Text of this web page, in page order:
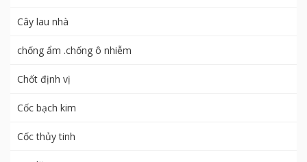
Cây lau nhà
chống ẩm .chống ô nhiễm
Chốt định vị
Cốc bạch kim
Cốc thủy tinh